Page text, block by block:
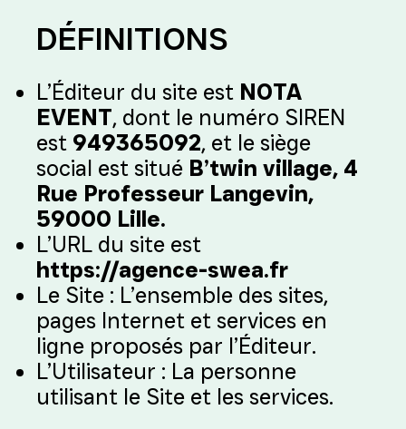
DÉFINITIONS
L’Éditeur du site est NOTA
EVENT, dont le numéro SIREN
est 949365092, et le siège
social est situé B’twin village, 4
Rue Professeur Langevin,
59000 Lille.
L’URL du site est
https://agence-swea.fr
Le Site : L’ensemble des sites,
pages Internet et services en
ligne proposés par l’Éditeur.
L’Utilisateur : La personne
utilisant le Site et les services.